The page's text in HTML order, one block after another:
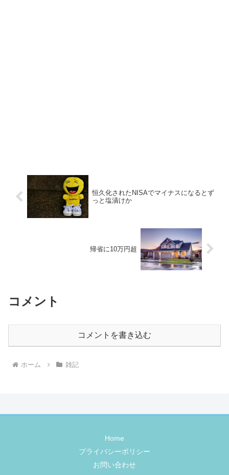
恒久化されたNISAでマイナスになるとず
っと塩漬けか
帰省に10万円超
コメント
コメントを書き込む
ホーム 雑記
Home
プライバシーポリシー
お問い合わせ